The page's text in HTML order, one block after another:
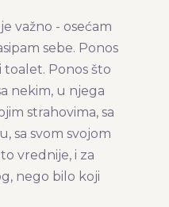
važno - osećam
sebe. Ponos
Ponos što
nekim, u njega
strahovima, sa
sa svom svojom
vrednije, i za
nego bilo koji